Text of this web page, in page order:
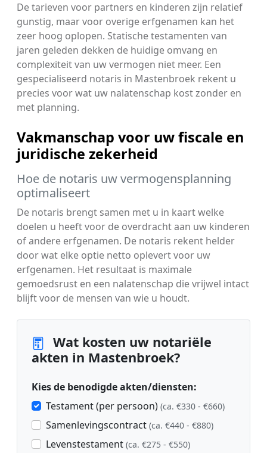
De tarieven voor partners en kinderen zijn relatief
gunstig, maar voor overige erfgenamen kan het
zeer hoog oplopen. Statische testamenten van
jaren geleden dekken de huidige omvang en
complexiteit van uw vermogen niet meer. Een
gespecialiseerd notaris in Mastenbroek rekent u
precies voor wat uw nalatenschap kost zonder en
met planning.
Vakmanschap voor uw fiscale en
juridische zekerheid
Hoe de notaris uw vermogensplanning
optimaliseert
De notaris brengt samen met u in kaart welke
doelen u heeft voor de overdracht aan uw kinderen
of andere erfgenamen. De notaris rekent helder
door wat elke optie netto oplevert voor uw
erfgenamen. Het resultaat is maximale
gemoedsrust en een nalatenschap die vrijwel intact
blijft voor de mensen van wie u houdt.
Wat kosten uw notariële
akten in Mastenbroek?
Kies de benodigde akten/diensten:
Testament (per persoon) (ca. €330 - €660)
Samenlevingscontract (ca. €440 - €880)
Levenstestament (ca. €275 - €550)